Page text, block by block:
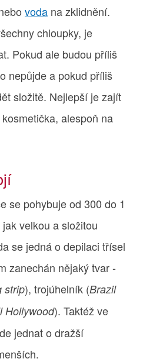
voda na zklidnění.
chloupky, je
Pokud ale budou příliš
nepůjde a pokud příliš
složitě. Nejlepší je zajít
alespoň na
se pohybuje od 300 do 1
velkou a složitou
se jedná o depilaci třísel
zanechán nějaký tvar -
strip), trojúhelník (Brazil
Hollywood). Taktéž ve
jednat o dražší